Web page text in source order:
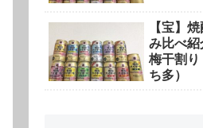
【宝】
み比べ紹
梅干割り
ち多）